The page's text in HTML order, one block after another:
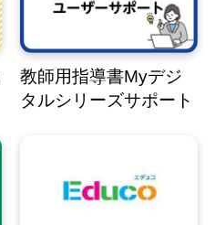
教師用指導書Myデジ
タルシリーズサポート